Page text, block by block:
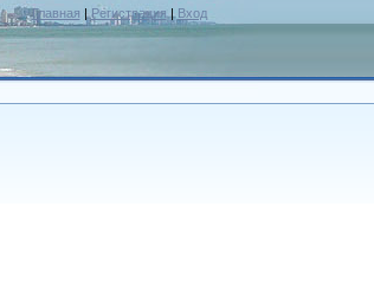
Главная | Регистрация| Вход